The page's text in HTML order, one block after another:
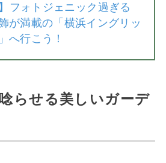
フォトジェニック過ぎる
が満載の「横浜イングリッ
へ行こう！
らせる美しいガーデ